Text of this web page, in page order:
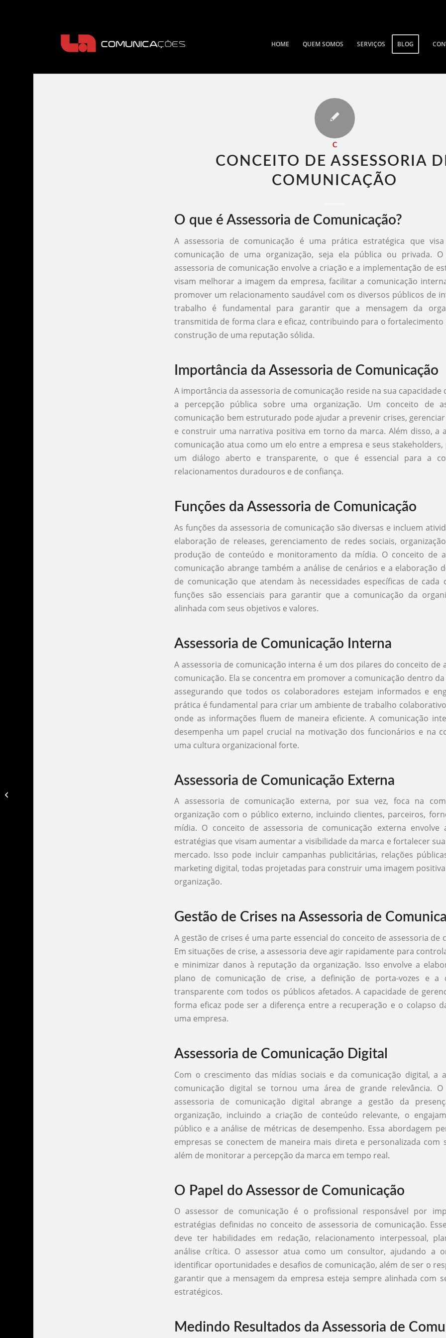
HOME QUEM SOMOS SERVIÇOS BLOG
C
CONCEITO DE ASSESSORIA
COMUNICAÇÃO​
O que é Assessoria de Comunicação?
A assessoria de comunicação é uma prática estratégica que
comunicação de uma organização, seja ela pública ou privada.
assessoria de comunicação envolve a criação e a implementação de
visam melhorar a imagem da empresa, facilitar a comunicação
promover um relacionamento saudável com os diversos públicos de
trabalho é fundamental para garantir que a mensagem da
transmitida de forma clara e eficaz, contribuindo para o fortalecimento
construção de uma reputação sólida.
Importância da Assessoria de Comunicação
A importância da assessoria de comunicação reside na sua capacidade
a percepção pública sobre uma organização. Um conceito de
comunicação bem estruturado pode ajudar a prevenir crises,
e construir uma narrativa positiva em torno da marca. Além disso, a
comunicação atua como um elo entre a empresa e seus
um diálogo aberto e transparente, o que é essencial para a
relacionamentos duradouros e de confiança.
Funções da Assessoria de Comunicação
As funções da assessoria de comunicação são diversas e incluem
elaboração de releases, gerenciamento de redes sociais,
produção de conteúdo e monitoramento da mídia. O conceito de
comunicação abrange também a análise de cenários e a elaboração
de comunicação que atendam às necessidades específicas de cada
funções são essenciais para garantir que a comunicação da
alinhada com seus objetivos e valores.
Assessoria de Comunicação Interna
A assessoria de comunicação interna é um dos pilares do conceito de
comunicação. Ela se concentra em promover a comunicação dentro
assegurando que todos os colaboradores estejam informados e
prática é fundamental para criar um ambiente de trabalho
onde as informações fluem de maneira eficiente. A comunicação
desempenha um papel crucial na motivação dos funcionários e na
uma cultura organizacional forte.
Assessoria de Comunicação Externa
A assessoria de comunicação externa, por sua vez, foca na
organização com o público externo, incluindo clientes, parceiros,
mídia. O conceito de assessoria de comunicação externa envolve
estratégias que visam aumentar a visibilidade da marca e fortalecer
mercado. Isso pode incluir campanhas publicitárias, relações
marketing digital, todas projetadas para construir uma imagem
organização.
Gestão de Crises na Assessoria de
A gestão de crises é uma parte essencial do conceito de assessoria de
Em situações de crise, a assessoria deve agir rapidamente para
e minimizar danos à reputação da organização. Isso envolve a
plano de comunicação de crise, a definição de porta-vozes e a
transparente com todos os públicos afetados. A capacidade de
forma eficaz pode ser a diferença entre a recuperação e o colapso
uma empresa.
Assessoria de Comunicação Digital
Com o crescimento das mídias sociais e da comunicação digital, a
comunicação digital se tornou uma área de grande relevância.
assessoria de comunicação digital abrange a gestão da
organização, incluindo a criação de conteúdo relevante, o
público e a análise de métricas de desempenho. Essa abordagem
empresas se conectem de maneira mais direta e personalizada com
além de monitorar a percepção da marca em tempo real.
O Papel do Assessor de Comunicação
O assessor de comunicação é o profissional responsável por
estratégias definidas no conceito de assessoria de comunicação.
deve ter habilidades em redação, relacionamento interpessoal,
análise crítica. O assessor atua como um consultor, ajudando a
identificar oportunidades e desafios de comunicação, além de ser o
garantir que a mensagem da empresa esteja sempre alinhada com
estratégicos.
Medindo Resultados da Assessoria de